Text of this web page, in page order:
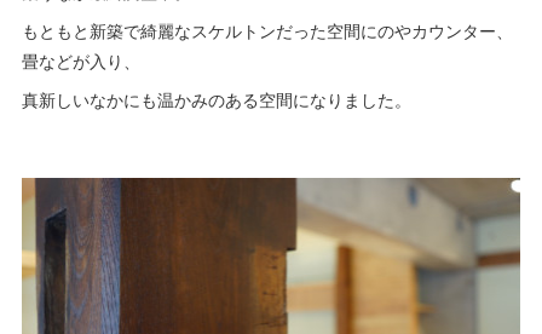
もともと新築で綺麗なスケルトンだった空間にのやカウンター、
畳などが入り、
真新しいなかにも温かみのある空間になりました。